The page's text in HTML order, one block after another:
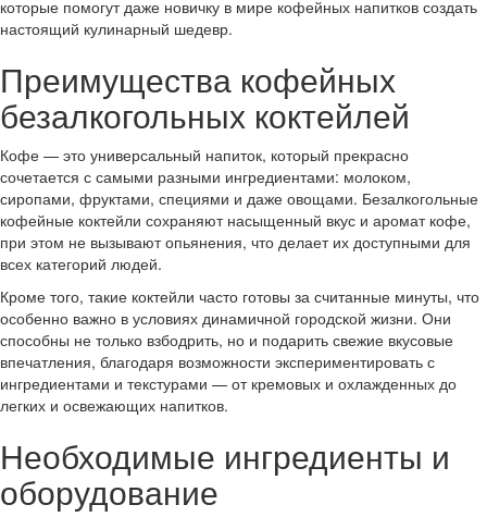
которые помогут даже новичку в мире кофейных напитков создать
настоящий кулинарный шедевр.
Преимущества кофейных
безалкогольных коктейлей
Кофе — это универсальный напиток, который прекрасно
сочетается с самыми разными ингредиентами: молоком,
сиропами, фруктами, специями и даже овощами. Безалкогольные
кофейные коктейли сохраняют насыщенный вкус и аромат кофе,
при этом не вызывают опьянения, что делает их доступными для
всех категорий людей.
Кроме того, такие коктейли часто готовы за считанные минуты, что
особенно важно в условиях динамичной городской жизни. Они
способны не только взбодрить, но и подарить свежие вкусовые
впечатления, благодаря возможности экспериментировать с
ингредиентами и текстурами — от кремовых и охлажденных до
легких и освежающих напитков.
Необходимые ингредиенты и
оборудование